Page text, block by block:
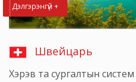
Дэлгэрэнгүй +
Швейцарь
Хэрэв та сургалтын